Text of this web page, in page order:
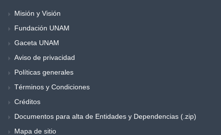
Misión y Visión
Fundación UNAM
Gaceta UNAM
Aviso de privacidad
Políticas generales
Términos y Condiciones
Créditos
Documentos para alta de Entidades y Dependencias (.zip)
Mapa de sitio